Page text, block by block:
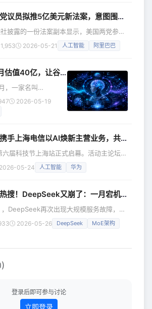
聚光灯的边缘，商
开发者。 华为ICT战略与业务发展部总
鹏昇腾生态才得以快速成长、枝繁叶茂。
议员拟推5亿美元新法案，意图围堵中国AI
披露的一份法案副本显示，美国两党参议
项旨在遏制中国向海外出售人工智能（AI）
项由新罕布什尔州民主党参议员珍妮·沙欣
）共同提出的立法，计划在美国国务院
并设立5亿美元基金，为盟国政府购买美国
化采购流程。 该法案的核心内容
1,953 2026-05-21 人工智能 阿里巴巴
，让谷歌英伟达同时砸钱，自学习AI背后是什么？
，一家名叫
的AI初创
5亿美元的融资，估值
伟达同时出手，买账
星团队：
盟]** 公司创始人
2026-05-19
上海电信以AI焕新主营业务，共启智享美好生活新时代
届科技节上海站正式启幕。活动主论坛以
城”为主题，系统发布面向AI智享美好生
业、AI助力企业运营三大方向的AI一体化能
。华为公司副总裁、ICT Marketing与解决
活新时代》的主题演讲。 应运而生:
2026-05-24 人工智能 华为
搜！DeepSeek又崩了：一月宕机三次
DeepSeek再次出现大规模服务故障，
话题迅速冲上微博热搜。 有大量用户反馈，
繁忙”提示，平台服务波动频繁，正常使用
态持续不稳。 5月21日下午，其网页端与
，深度思考等高负载功能
2026-05-26 DeepSeek MoE架构
登录后即可参与讨论
立即登录